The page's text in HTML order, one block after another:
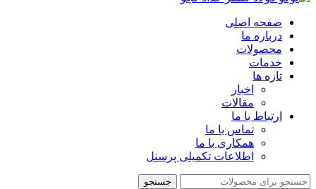
صفحه اصلی
درباره ما
محصولات
خدمات
تازه ها
اخبار
مقالات
ارتباط با ما
تماس با ما
همکاری با ما
اطلاعات تکمیلی پرسنل
جستجو